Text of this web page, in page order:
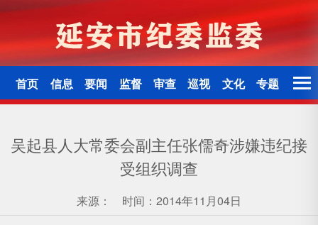
首页 信息 要闻 监督 审查 巡视 文化 专题
吴起县人大常委会副主任张儒奇涉嫌违纪接
受组织调查
来源： 时间：2014年11月04日